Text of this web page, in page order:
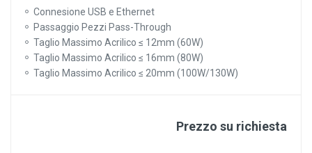
Connesione USB e Ethernet
Passaggio Pezzi Pass-Through
Taglio Massimo Acrilico ≤ 12mm (60W)
Taglio Massimo Acrilico ≤ 16mm (80W)
Taglio Massimo Acrilico ≤ 20mm (100W/130W)
Prezzo su richiesta